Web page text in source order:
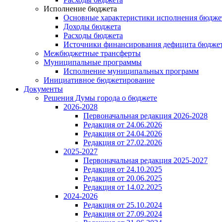
Исполнение бюджета
Основные характеристики исполнения
Доходы бюджета
Расходы бюджета
Источники финансирования дефицита
Межбюджетные трансферты
Муниципальные программы
Исполнение муниципальных программ
Инициативное бюджетирование
Документы
Решения Думы города о бюджете
2026-2028
Первоначальная редакция 2026-2028
Редакция от 24.06.2026
Редакция от 24.04.2026
Редакция от 27.02.2026
2025-2027
Первоначальная редакция 2025-2027
Редакция от 24.10.2025
Редакция от 20.06.2025
Редакция от 14.02.2025
2024-2026
Редакция от 25.10.2024
Редакция от 27.09.2024